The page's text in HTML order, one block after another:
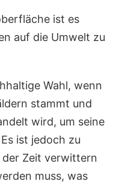
ist es
auf die Umwelt zu
Wahl, wenn
stammt und
wird, um seine
ist jedoch zu
der Zeit verwittern
muss, was